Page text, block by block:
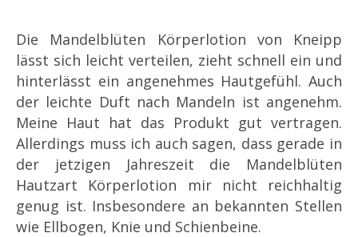
Die Mandelblüten Körperlotion von Kneipp
lässt sich leicht verteilen, zieht schnell ein und
hinterlässt ein angenehmes Hautgefühl. Auch
der leichte Duft nach Mandeln ist angenehm.
Meine Haut hat das Produkt gut vertragen.
Allerdings muss ich auch sagen, dass gerade in
der jetzigen Jahreszeit die Mandelblüten
Hautzart Körperlotion mir nicht reichhaltig
genug ist. Insbesondere an bekannten Stellen
wie Ellbogen, Knie und Schienbeine.